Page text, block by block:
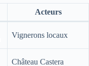
Acteurs
Vignerons locaux
Château Castera